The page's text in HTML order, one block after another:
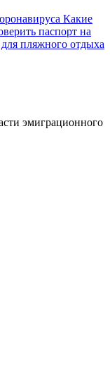
Какие
паспорт на
пляжного отдыха
эмиграционного